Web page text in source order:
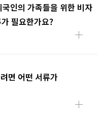
인의 가족들을 위한 비자
필요한가요?
면 어떤 서류가